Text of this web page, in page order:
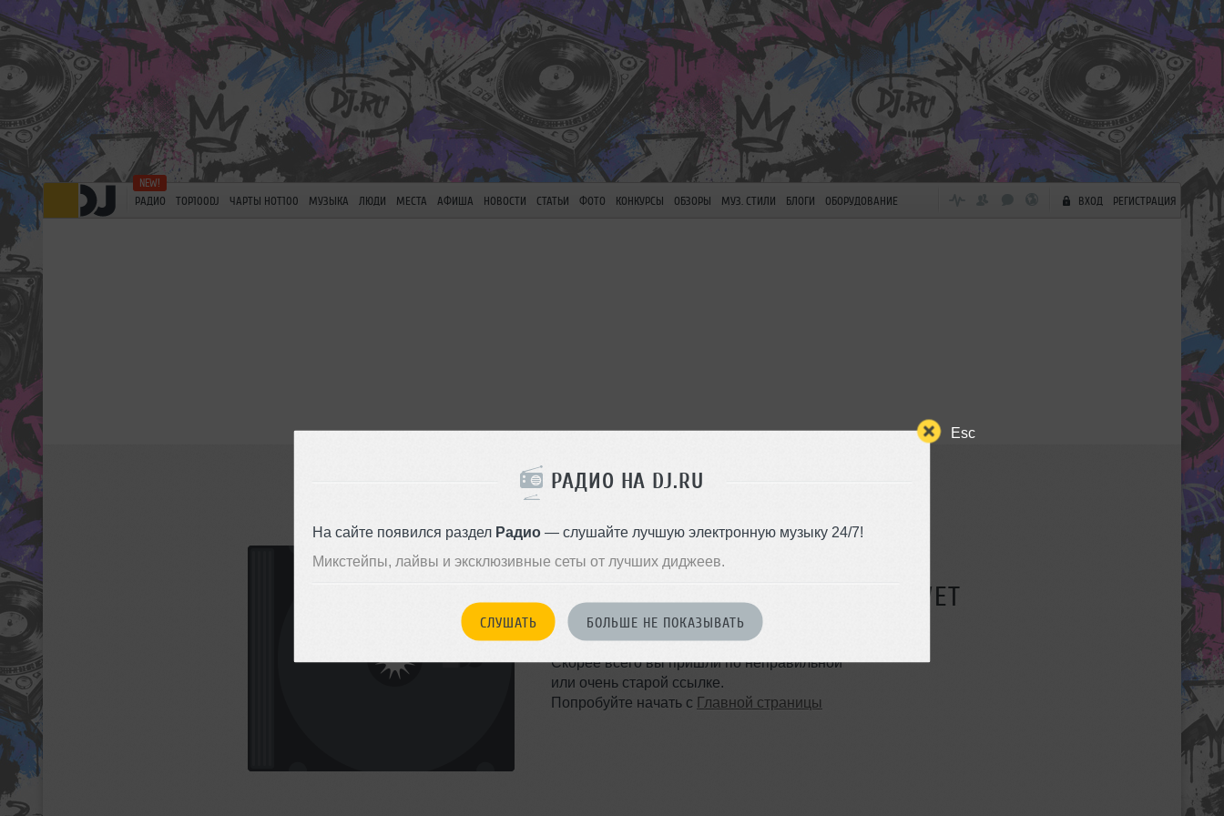
Esc
РАДИО НА DJ.RU
На сайте появился раздел Радио— слушайте лучшую электронную музыку 24/7!
Микстейпы, лайвы и эксклюзивные сеты от лучших диджеев.
СЛУШАТЬ БОЛЬШЕ НЕ ПОКАЗЫВАТЬ
РАДИО TOP100DJ ЧАРТЫ HOT100 МУЗЫКА ЛЮДИ МЕСТА АФИША НОВОСТИ СТАТЬИ ФОТО КОНКУРСЫ ОБЗОРЫ МУЗ. СТИЛИ БЛОГИ ОБОРУДОВАНИЕ ВХОД РЕГИСТРАЦИЯ
ТАКОЙ СТРАНИЦЫ НЕ СУЩЕСТВУЕТ
Ошибка 404
Скорее всего вы пришли по неправильной
или очень старой ссылке.
Попробуйте начать с Главной страницы